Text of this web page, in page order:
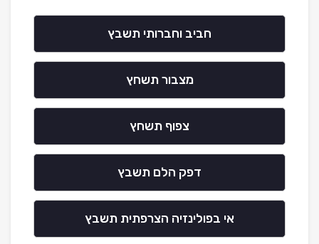
חביב וחברותי תשבץ
מצבור תשחץ
צפוף תשחץ
דפק הלם תשבץ
אי בפולינזיה הצרפתית תשבץ